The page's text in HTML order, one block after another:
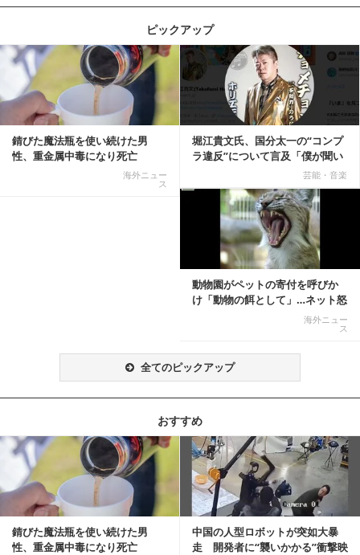
ピックアップ
錆びた魔法瓶を使い続けた男
性、重金属中毒になり死亡
海外ニュー
ス
堀江貴文氏、国分太一の“コンプ
ラ違反”について言及「僕が聞い
芸能・音楽
記事を読む
動物園がペットの寄付を呼びか
け「動物の餌として」…ネット怒
海外ニュー
ス
全てのピックアップ
おすすめ
錆びた魔法瓶を使い続けた男
性、重金属中毒になり死亡
中国の人型ロボットが突如大暴
走 開発者に“襲いかかる”衝撃映
記事を読む